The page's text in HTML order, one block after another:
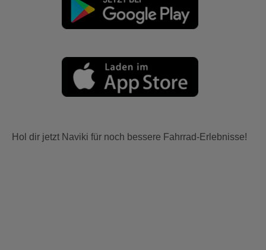
Hol dir jetzt Naviki für noch bessere Fahrrad-Erlebnisse!